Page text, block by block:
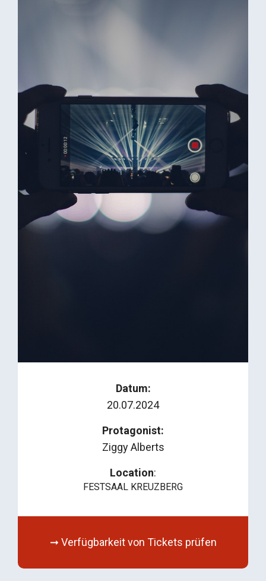
Datum:
20.07.2024
Protagonist:
Ziggy Alberts
Location:
FESTSAAL KREUZBERG
➞ Verfügbarkeit von Tickets prüfen